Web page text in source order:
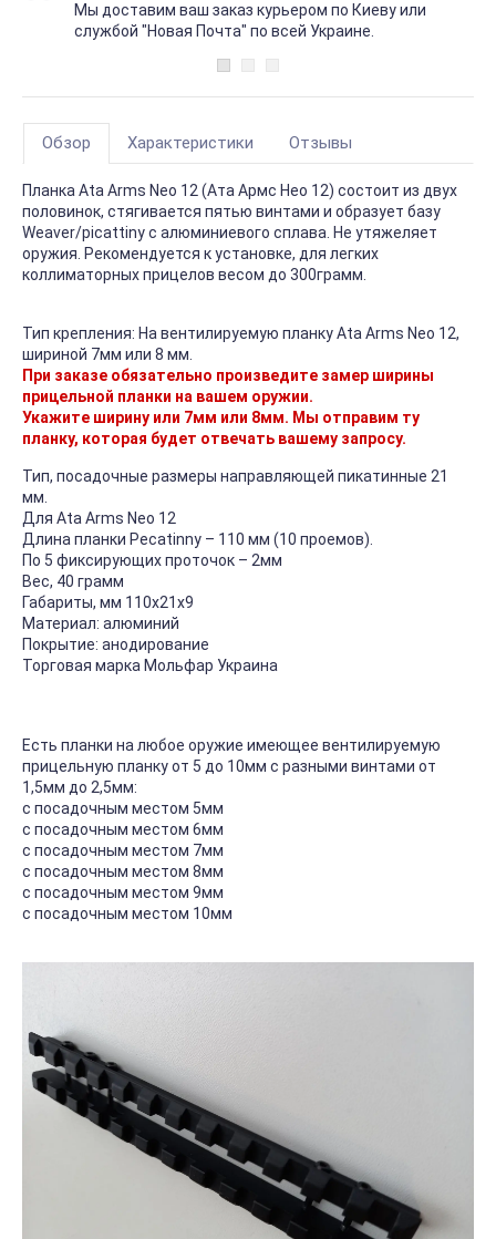
Мы доставим ваш заказ курьером по Киеву или
службой "Новая Почта" по всей Украине.
Обзор Характеристики Отзывы
Планка Ata Arms Neo 12 (Ата Армс Нео 12) состоит из двух
половинок, стягивается пятью винтами и образует базу
Weaver/picattiny с алюминиевого сплава. Не утяжеляет
оружия. Рекомендуется к установке, для легких
коллиматорных прицелов весом до 300грамм.
Тип крепления: На вентилируемую планку Ata Arms Neo 12,
шириной 7мм или 8 мм.
При заказе обязательно произведите замер ширины
прицельной планки на вашем оружии.
Укажите ширину или 7мм или 8мм. Мы отправим ту
планку, которая будет отвечать вашему запросу.
Тип, посадочные размеры направляющей пикатинные 21
мм.
Для Ata Arms Neo 12
Длина планки Pecatinny – 110 мм (10 проемов).
По 5 фиксирующих проточок – 2мм
Вес, 40 грамм
Габариты, мм 110x21x9
Материал: алюминий
Покрытие: анодирование
Торговая марка Мольфар Украина
Есть планки на любое оружие имеющее вентилируемую
прицельную планку от 5 до 10мм с разными винтами от
1,5мм до 2,5мм:
с посадочным местом 5мм
с посадочным местом 6мм
с посадочным местом 7мм
с посадочным местом 8мм
с посадочным местом 9мм
с посадочным местом 10мм